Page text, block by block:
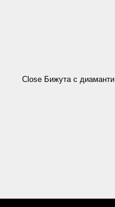
Close Бижута с диаманти